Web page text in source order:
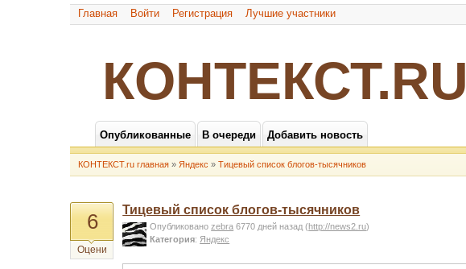
Главная Войти Регистрация Лучшие участники
КОНТЕКСТ.RU
Опубликованные В очереди Добавить новость
КОНТЕКСТ.ru главная »Яндекс »Тицевый список блогов-тысячников
6
Оцени
Тицевый список блогов-тысячников
Опубликованоzebra 6770 дней назад(http://news2.ru)
Категория: Яндекс